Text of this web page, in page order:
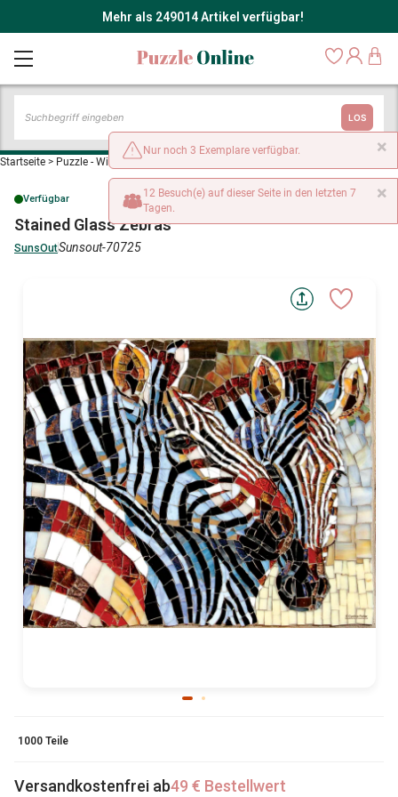
Mehr als 249014 Artikel verfügbar!
LOS
Startseite > Puzzle - Wilde Tiere
Verfügbar
Stained Glass Zebras
SunsOutSunsout-70725
1000 Teile
Versandkostenfrei ab49 € Bestellwert
×
Nur noch 3 Exemplare verfügbar.
×
12 Besuch(e) auf dieser Seite in den letzten 7
Tagen.